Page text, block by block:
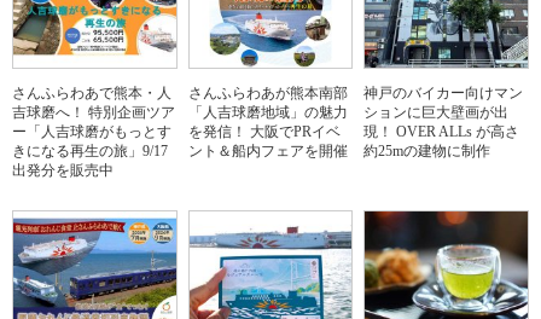
さんふらわあで熊本・人
吉球磨へ！ 特別企画ツア
ー「人吉球磨がもっとす
きになる再生の旅」9/17
出発分を販売中
さんふらわあが熊本南部
「人吉球磨地域」の魅力
を発信！ 大阪でPRイベ
ント＆船内フェアを開催
神戸のバイカー向けマン
ションに巨大壁画が出
現！ OVER ALLs が高さ
約25mの建物に制作